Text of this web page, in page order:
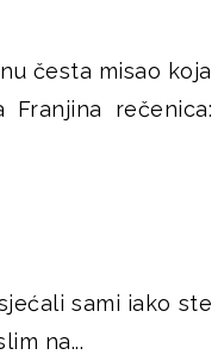
česta misao koja
rečenica:
sami iako ste
na...